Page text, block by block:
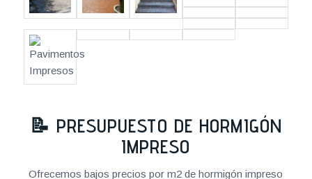
📝 PRESUPUESTO DE HORMIGÓN
IMPRESO
Ofrecemos bajos precios por m2 de hormigón impreso